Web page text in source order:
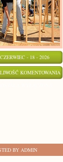
CZERWIEC - 18 - 2026
KOMENTOWANIA
BY ADMIN